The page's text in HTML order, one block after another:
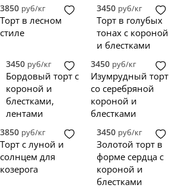
3850 руб/кг
Торт в лесном
стиле
3450 руб/кг
Торт в голубых
тонах с короной
и блестками
3450 руб/кг
Бордовый торт с
короной и
блестками,
лентами
3450 руб/кг
Изумрудный торт
со серебряной
короной и
блестками
3850 руб/кг
Торт с луной и
солнцем для
козерога
3450 руб/кг
Золотой торт в
форме сердца с
короной и
блестками